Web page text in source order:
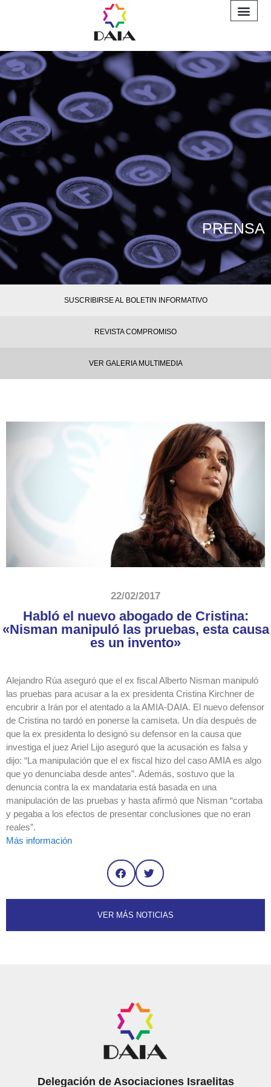
PRENSA
SUSCRIBIRSE AL BOLETIN INFORMATIVO
REVISTA COMPROMISO
VER GALERIA MULTIMEDIA
22/02/2017
Habló el nuevo abogado de Cristina:
«Nisman manipuló las pruebas, esta causa
es un invento»
Alejandro Rúa aseguró que el ex fiscal Alberto Nisman manipuló
las pruebas para acusar a la ex presidenta Cristina Kirchner de
encubrir a Irán por el atentado a la AMIA-DAIA. El nuevo defensor
de Cristina no tardó en ponerse la camiseta. Un día después de
que la ex presidenta lo designó su defensor en la causa que
investiga el juez Ariel Lijo aseguró que la acusación es falsa y
dijo: “La manipulación que el ex fiscal hizo del caso AMIA es algo
que yo denunciaba desde antes”. Además, sostuvo que la
denuncia contra la ex mandataria está basada en una
manipulación de las pruebas y hasta afirmó que Nisman “cortaba
y pegaba a los efectos de presentar conclusiones que no eran
reales”.
Más información
VER MÁS NOTICIAS
Delegación de Asociaciones Israelitas